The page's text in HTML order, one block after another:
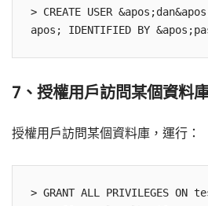
> CREATE USER
7、授權用戶訪問某個資料
授權用戶訪問某個資料庫，運行：
> GRANT ALL PRIVILEGES